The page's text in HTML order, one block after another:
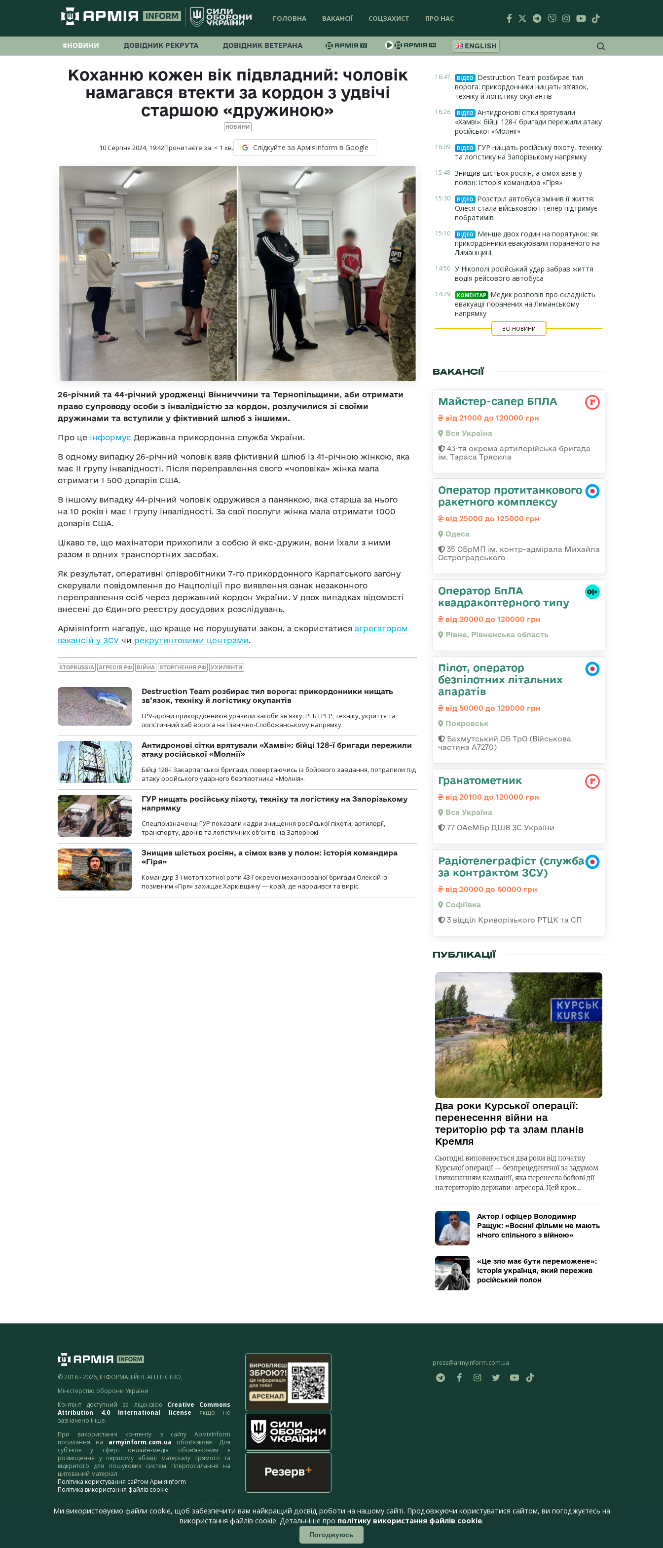
ГОЛОВНА ВАКАНСІЇ СОЦЗАХИСТ ПРО НАС
#НОВИНИ ДОВІДНИК РЕКРУТА ДОВІДНИК ВЕТЕРАНА ENGLISH
Коханню кожен вік підвладний: чоловік
намагався втекти за кордон з удвічі
старшою «дружиною»
НОВИНИ
10 Серпня 2024, 19:42Прочитаєте за: < 1 хв. Слідкуйте за АрміяInform в Google
26-річний та 44-річний уродженці Вінниччини та Тернопільщини, аби отримати
право супроводу особи з інвалідністю за кордон, розлучилися зі своїми
дружинами та вступили у фіктивний шлюб з іншими.
Про це інформує Державна прикордонна служба України.
В одному випадку 26-річний чоловік взяв фіктивний шлюб із 41-річною жінкою, яка
має II групу інвалідності. Після переправлення свого «чоловіка» жінка мала
отримати 1 500 доларів США.
В іншому випадку 44-річний чоловік одружився з панянкою, яка старша за нього
на 10 років і має І групу інвалідності. За свої послуги жінка мала отримати 1000
доларів США.
Цікаво те, що махінатори прихопили з собою й екс-дружин, вони їхали з ними
разом в одних транспортних засобах.
Як результат, оперативні співробітники 7-го прикордонного Карпатського загону
скерували повідомлення до Нацполіції про виявлення ознак незаконного
переправлення осіб через державний кордон України. У двох випадках відомості
внесені до Єдиного реєстру досудових розслідувань.
АрміяInform нагадує, що краще не порушувати закон, а скористатися агрегатором
вакансій у ЗСУ чи рекрутинговими центрами.
STOPRUSSIA АГРЕСІЯ РФ ВІЙНА ВТОРГНЕННЯ РФ УХИЛЯНТИ
Destruction Team розбирає тил ворога: прикордонники нищать
зв’язок, техніку й логістику окупантів
FPV-дрони прикордонників уразили засоби зв’язку, РЕБ і РЕР, техніку, укриття та
логістичний хаб ворога на Північно-Слобожанському напрямку.
Антидронові сітки врятували «Хамві»: бійці 128-ї бригади пережили
атаку російської «Молнії»
Бійці 128-ї Закарпатської бригади, повертаючись із бойового завдання, потрапили під
атаку російського ударного безпілотника «Молнія».
ГУР нищать російську піхоту, техніку та логістику на Запорізькому
напрямку
Спецпризначенці ГУР показали кадри знищення російської піхоти, артилерії,
транспорту, дронів та логістичних об’єктів на Запоріжжі.
Знищив шістьох росіян, а сімох взяв у полон: історія командира
«Гіря»
Командир 3-ї мотопіхотної роти 43-ї окремої механізованої бригади Олексій із
позивним «Гіря» захищає Харківщину — край, де народився та виріс.
16:47 ВІДЕО
Destruction Team розбирає тил
ворога: прикордонники нищать зв’язок,
техніку й логістику окупантів
16:26 ВІДЕО
Антидронові сітки врятували
«Хамві»: бійці 128-ї бригади пережили атаку
російської «Молнії»
16:09 ВІДЕО
ГУР нищать російську піхоту, техніку
та логістику на Запорізькому напрямку
15:48 Знищив шістьох росіян, а сімох взяв у
полон: історія командира «Гіря»
15:30 ВІДЕО
Розстріл автобуса змінив її життя:
Олеся стала військовою і тепер підтримує
побратимів
15:10 ВІДЕО
Менше двох годин на порятунок: як
прикордонники евакуювали пораненого на
Лиманщині
14:50 У Нікополі російський удар забрав життя
водія рейсового автобуса
14:29 КОМЕНТАР
Медик розповів про складність
евакуації поранених на Лиманському
напрямку
ВСІ НОВИНИ
ВАКАНСІЇ
Майстер-сапер БПЛА
від 21000 до 120000 грн
Вся Україна
43-тя окрема артилерійська бригада
ім. Тараса Трясила
Оператор протитанкового
ракетного комплексу
від 25000 до 125000 грн
Одеса
35 ОБрМП ім. контр-адмірала Михайла
Остроградського
Оператор БпЛА
квадракоптерного типу
від 20000 до 120000 грн
Рівне, Рівненська область
Пілот, оператор
безпілотних літальних
апаратів
від 50000 до 120000 грн
Покровськ
Бахмутський ОБ ТрО (Військова
частина А7270)
Гранатометник
від 20100 до 120000 грн
Вся Україна
77 ОАеМБр ДШВ ЗС України
Радіотелеграфіст (служба
за контрактом ЗСУ)
від 20000 до 60000 грн
Софіївка
3 відділ Криворізького РТЦК та СП
ПУБЛІКАЦІЇ
Два роки Курської операції:
перенесення війни на
територію рф та злам планів
Кремля
Сьогодні виповнюється два роки від початку
Курської операції — безпрецедентної за задумом
і виконанням кампанії, яка перенесла бойові дії
на територію держави-агресора. Цей крок…
Актор і офіцер Володимир
Ращук: «Воєнні фільми не мають
нічого спільного з війною»
«Це зло має бути переможене»:
історія українця, який пережив
російський полон
© 2018 - 2026, ІНФОРМАЦІЙНЕ АГЕНТСТВО,
Міністерство оборони України
Контент доступний за ліцензією Creative Commons
Attribution 4.0 International license якщо не
зазначено інше.
При використанні контенту з сайту АрміяInform
посилання на armyinform.com.ua обов’язкове. Для
суб’єктів у сфері онлайн-медіа обов’язковим є
розміщення у першому абзаці матеріалу прямого та
відкритого для пошукових систем гіперпосилання на
цитований матеріал.
Політика користування сайтом АрміяInform
Політика використання файлів cookie
адресу:webmaster@armyinform.com.ua
press@armyinform.com.ua
Ми використовуємо файли cookie, щоб забезпечити вам найкращий досвід роботи на нашому сайті. Продовжуючи користуватися сайтом, ви погоджуєтесь на
використання файлів cookie. Детальніше про політику використання файлів cookie.
Погоджуюсь